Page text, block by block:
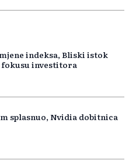
indeksa, Bliski istok
fokusu investitora
splasnuo, Nvidia dobitnica